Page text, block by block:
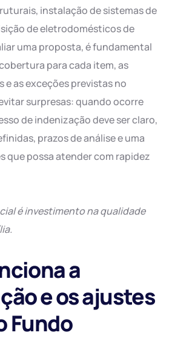
instalação de sistemas de
de eletrodomésticos de
uma proposta, é fundamental
para cada item, as
e as exceções previstas no
surpresas: quando ocorre
de indenização deve ser claro,
prazos de análise e uma
que possa atender com rapidez
é investimento na qualidade
a
e os ajustes
Fundo